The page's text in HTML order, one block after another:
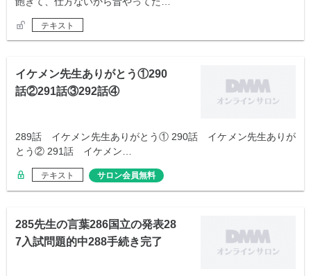
テキスト
イケメン先生ありがとう①290
話②291話③292話④
289話 イケメン先生ありがとう① 290話 イケメン先生ありが
とう② 291話 イケメン…
テキスト サロン会員無料
285先生の言葉286国立の発表28
7入試問題的中288手続き完了